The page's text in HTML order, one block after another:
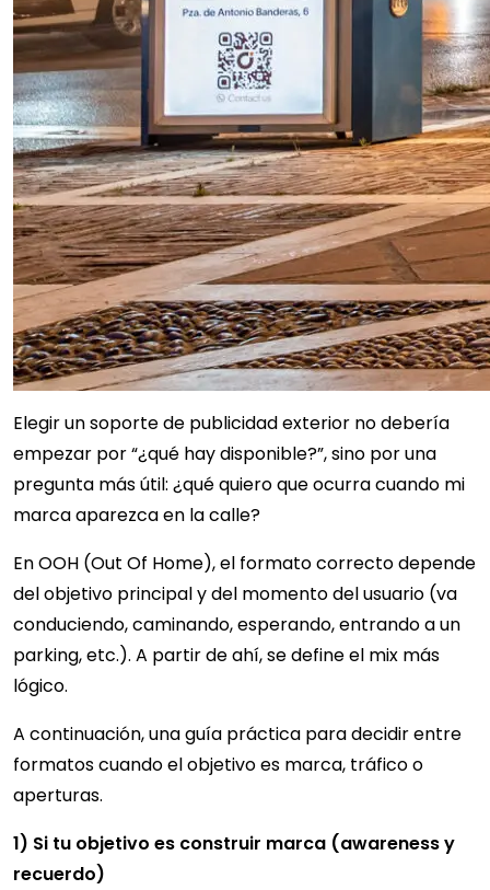
Elegir un soporte de publicidad exterior no debería
empezar por “¿qué hay disponible?”, sino por una
pregunta más útil: ¿qué quiero que ocurra cuando mi
marca aparezca en la calle?
En OOH (Out Of Home), el formato correcto depende
del objetivo principal y del momento del usuario (va
conduciendo, caminando, esperando, entrando a un
parking, etc.). A partir de ahí, se define el mix más
lógico.
A continuación, una guía práctica para decidir entre
formatos cuando el objetivo es marca, tráfico o
aperturas.
1) Si tu objetivo es construir marca (awareness y
recuerdo)